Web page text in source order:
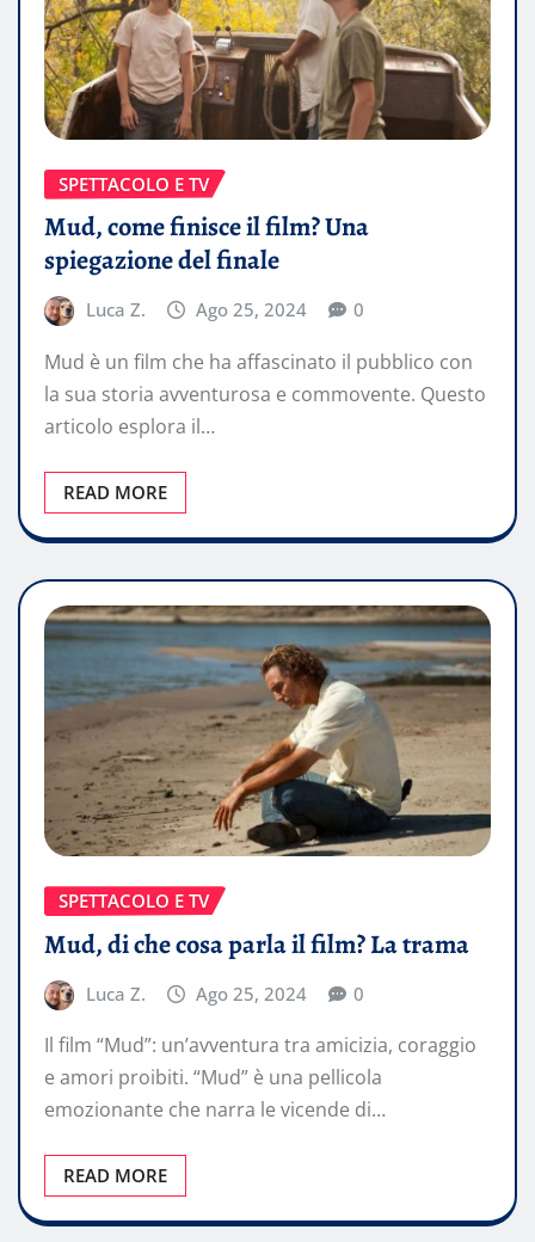
SPETTACOLO E TV
Mud, come finisce il film? Una
spiegazione del finale
Luca Z. Ago 25, 2024 0
Mud è un film che ha affascinato il pubblico con
la sua storia avventurosa e commovente. Questo
articolo esplora il…
READ MORE
SPETTACOLO E TV
Mud, di che cosa parla il film? La trama
Luca Z. Ago 25, 2024 0
Il film “Mud”: un’avventura tra amicizia, coraggio
e amori proibiti. “Mud” è una pellicola
emozionante che narra le vicende di…
READ MORE